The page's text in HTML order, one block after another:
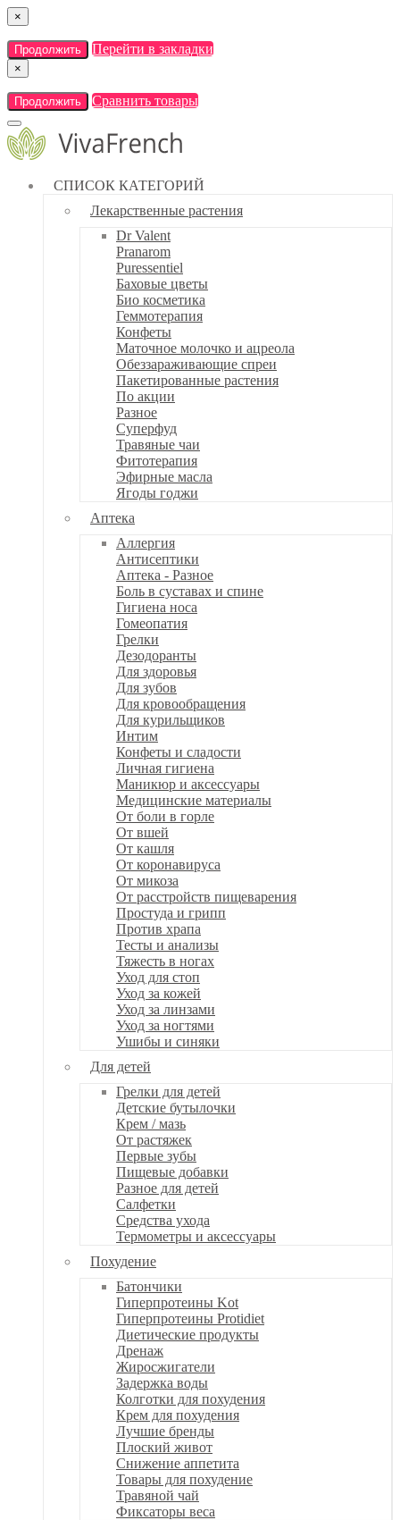
×
Продолжить Перейти в закладки
×
Продолжить Сравнить товары
СПИСОК КАТЕГОРИЙ
Лекарственные растения
Dr Valent
Pranarom
Puressentiel
Баховые цветы
Био косметика
Геммотерапия
Конфеты
Маточное молочко и ацреола
Обеззараживающие спреи
Пакетированные растения
По акции
Разное
Суперфуд
Травяные чаи
Фитотерапия
Эфирные масла
Ягоды годжи
Аптека
Аллергия
Антисептики
Аптека - Разное
Боль в суставах и спине
Гигиена носа
Гомеопатия
Грелки
Дезодоранты
Для здоровья
Для зубов
Для кровообращения
Для курильщиков
Интим
Конфеты и сладости
Личная гигиена
Маникюр и аксессуары
Медицинские материалы
От боли в горле
От вшей
От кашля
От коронавируса
От микоза
От расстройств пищеварения
Простуда и грипп
Против храпа
Тесты и анализы
Тяжесть в ногах
Уход для стоп
Уход за кожей
Уход за линзами
Уход за ногтями
Ушибы и синяки
Для детей
Грелки для детей
Детские бутылочки
Крем / мазь
От растяжек
Первые зубы
Пищевые добавки
Разное для детей
Салфетки
Средства ухода
Термометры и аксессуары
Похудение
Батончики
Гиперпротеины Kot
Гиперпротеины Protidiet
Диетические продукты
Дренаж
Жиросжигатели
Задержка воды
Колготки для похудения
Крем для похудения
Лучшие бренды
Плоский живот
Снижение аппетита
Товары для похудение
Травяной чай
Фиксаторы веса